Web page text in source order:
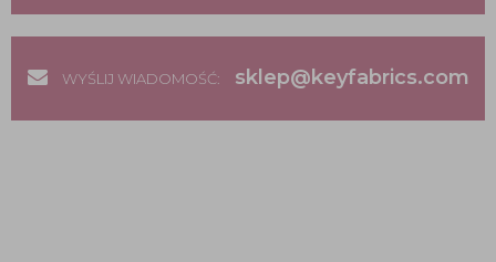
WYŚLIJ WIADOMOŚĆ: sklep@keyfabrics.com